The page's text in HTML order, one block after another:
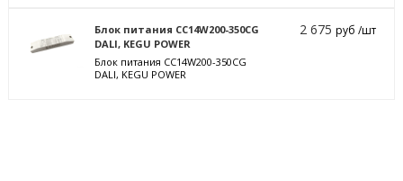
Блок питания CC14W200-350CG
DALI, KEGU POWER
Блок питания CC14W200-350CG
DALI, KEGU POWER
2 675руб /шт